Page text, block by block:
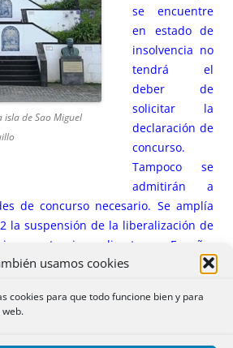
usamos cookies
cookies para que todo funcione bien y para
isla de Sao Miguel
se encuentre
en estado de
insolvencia no
tendrá el
deber de
solicitar la
declaración de
concurso.
Tampoco se
admitirán a
de concurso necesario. Se amplía
la suspensión de la liberalización de
extranjeras directas en España.
eléctricas, gas y carbón. Declaración